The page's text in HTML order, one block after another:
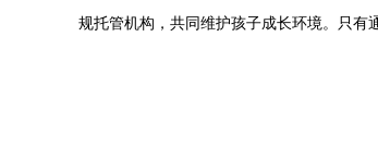
规托管机构，共同维护孩子成长环境。只有